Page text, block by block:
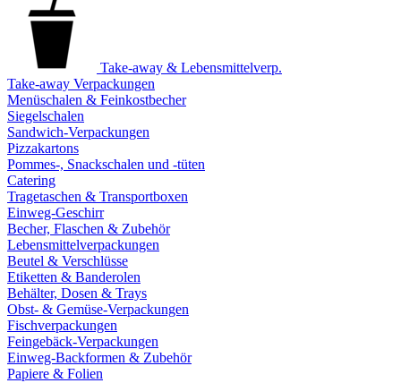
Take-away & Lebensmittelverp.
Take-away Verpackungen
Menüschalen & Feinkostbecher
Siegelschalen
Sandwich-Verpackungen
Pizzakartons
Pommes-, Snackschalen und -tüten
Catering
Tragetaschen & Transportboxen
Einweg-Geschirr
Becher, Flaschen & Zubehör
Lebensmittelverpackungen
Beutel & Verschlüsse
Etiketten & Banderolen
Behälter, Dosen & Trays
Obst- & Gemüse-Verpackungen
Fischverpackungen
Feingebäck-Verpackungen
Einweg-Backformen & Zubehör
Papiere & Folien